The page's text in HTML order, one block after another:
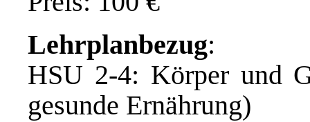
Lehrplanbezug:
HSU 2-4: Körper und
gesunde Ernährung)